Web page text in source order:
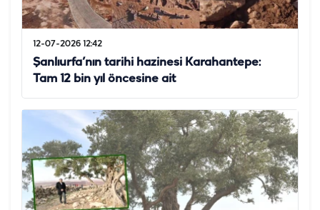
12-07-2026 12:42
Şanlıurfa’nın tarihi hazinesi Karahantepe:
Tam 12 bin yıl öncesine ait